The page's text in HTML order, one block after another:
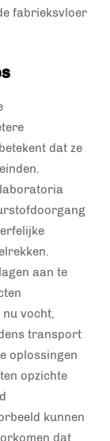
fabrieksvloer
dat ze
aan te
vocht,
transport
oplossingen
opzichte
kunnen
dat